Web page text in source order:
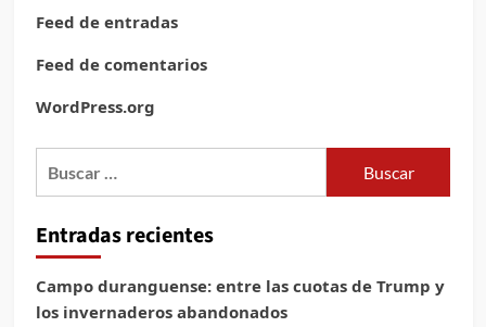
Feed de entradas
Feed de comentarios
WordPress.org
Entradas recientes
Campo duranguense: entre las cuotas de Trump y
los invernaderos abandonados